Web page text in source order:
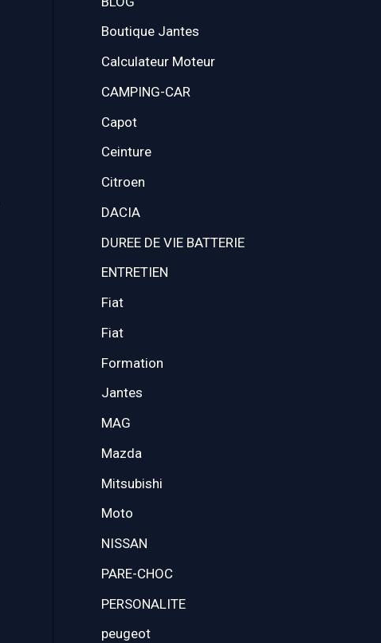
Boutique Jantes
Calculateur Moteur
CAMPING-CAR
Capot
Ceinture
Citroen
DACIA
DUREE DE VIE BATTERIE
ENTRETIEN
Fiat
Fiat
Formation
Jantes
MAG
Mazda
Mitsubishi
Moto
NISSAN
PARE-CHOC
PERSONALITE
peugeot